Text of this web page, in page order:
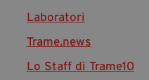
Rassegna Stampa
Partecipa
Laboratori
Trame.news
Lo Staff di Trame10